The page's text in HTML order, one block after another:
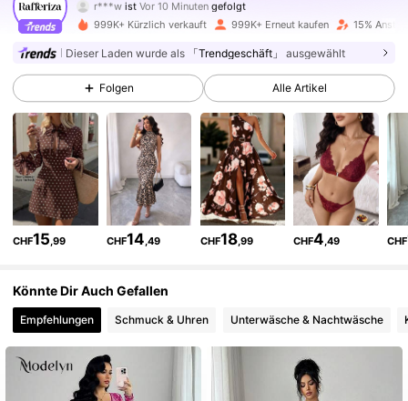
a***2ist am Durchsuchen
4,82
949K Follower
4,82 949K Follower
4,82 949K Follower
4,82 949K Follower
4,82 949K Follower
4,82 949K Follower
999K+ Kürzlich verkauft 999K+ Erneut kaufen 15%
Dieser Laden wurde als 「Trendgeschäft」 ausgewählt
Folgen Alle Artikel
CHF15,99 CHF14,49 CHF18,99 CHF4,49 CHF
Könnte Dir Auch Gefallen
Empfehlungen Schmuck & Uhren Unterwäsche & Nachtwäsche